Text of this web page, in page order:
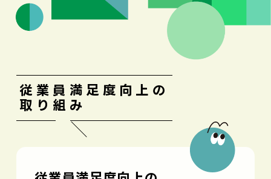
従業員満足度向上の
取り組み